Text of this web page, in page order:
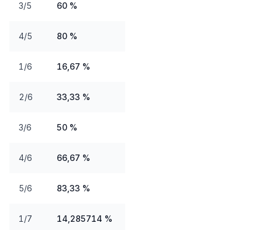
3/5 60 %
4/5 80 %
1/6 16,67 %
2/6 33,33 %
3/6 50 %
4/6 66,67 %
5/6 83,33 %
1/7 14,285714 %